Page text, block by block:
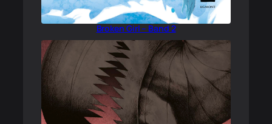
Broken Girl – Band 2